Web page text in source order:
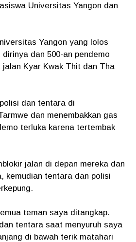
Universitas Yangon dan
Yangon yang lolos
dan 500-an pendemo
Kyar Kwak Thit dan Tha
dan tentara di
dan menembakkan gas
terluka karena tertembak
jalan di depan mereka dan
kemudian tentara dan polisi
teman saya ditangkap.
tentara saat menyuruh saya
di bawah terik matahari